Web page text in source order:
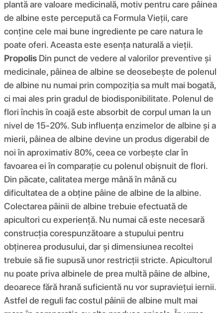
plantă are valoare medicinală, motiv pentru care pâinea
de albine este percepută ca Formula Vieții, care
conține cele mai bune ingrediente pe care natura le
poate oferi. Aceasta este esența naturală a vieții.
Propolis Din punct de vedere al valorilor preventive și
medicinale, pâinea de albine se deosebește de polenul
de albine nu numai prin compoziția sa mult mai bogată,
ci mai ales prin gradul de biodisponibilitate. Polenul de
flori închis în coajă este absorbit de corpul uman la un
nivel de 15-20%. Sub influența enzimelor de albine și a
mierii, pâinea de albine devine un produs digerabil de
noi în aproximativ 80%, ceea ce vorbește clar în
favoarea ei în comparație cu polenul obișnuit de flori.
Din păcate, calitatea merge mână în mână cu
dificultatea de a obține pâine de albine de la albine.
Colectarea pâinii de albine trebuie efectuată de
apicultori cu experiență. Nu numai că este necesară
construcția corespunzătoare a stupului pentru
obținerea produsului, dar și dimensiunea recoltei
trebuie să fie supusă unor restricții stricte. Apicultorul
nu poate priva albinele de prea multă pâine de albine,
deoarece fără hrană suficientă nu vor supraviețui iernii.
Astfel de reguli fac costul pâinii de albine mult mai